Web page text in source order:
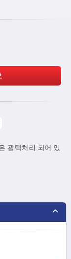
광택처리 되어 있